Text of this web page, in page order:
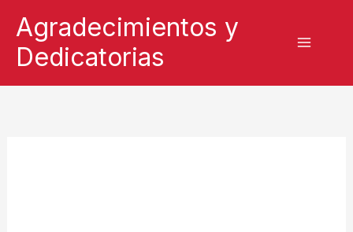
contenido
Agradecimientos y
Dedicatorias